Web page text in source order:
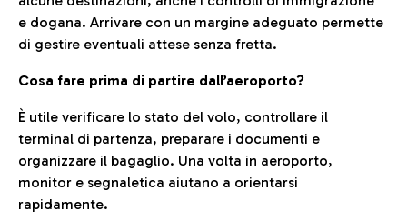
e dogana. Arrivare con un margine adeguato permette
di gestire eventuali attese senza fretta.
Cosa fare prima di partire dall’aeroporto?
È utile verificare lo stato del volo, controllare il
terminal di partenza, preparare i documenti e
organizzare il bagaglio. Una volta in aeroporto,
monitor e segnaletica aiutano a orientarsi
rapidamente.